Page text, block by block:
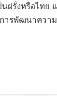
รั่งหรือไทย
การพัฒนาค